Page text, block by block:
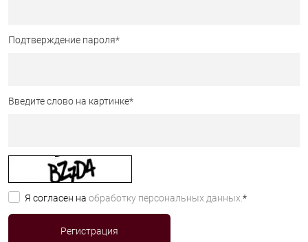
Подтверждение пароля*
Введите слово на картинке*
Я согласен на обработку персональных данных. *